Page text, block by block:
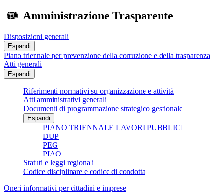
Amministrazione Trasparente
Disposizioni generali
Espandi
Piano triennale per prevenzione della corruzione e della trasparenza
Atti generali
Espandi
Riferimenti normativi su organizzazione e attività
Atti amministrativi generali
Documenti di programmazione strategico gestionale
Espandi
PIANO TRIENNALE LAVORI PUBBLICI
DUP
PEG
PIAO
Statuti e leggi regionali
Codice disciplinare e codice di condotta
Oneri informativi per cittadini e imprese